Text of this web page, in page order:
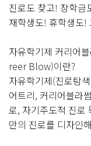
진로도 찾고! 장학금
재학생도! 휴학생도!
자유학기제 커리어
reer Blow)이란?
자유학기제(진로탐
어트리, 커리어블라
로, 자기주도적 진로
만의 진로를 디자인